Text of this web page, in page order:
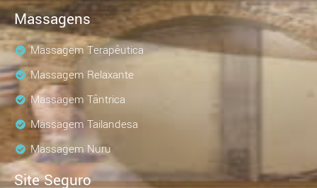
Massagens
Massagem Terapêutica
Massagem Relaxante
Massagem Tântrica
Massagem Tailandesa
Massagem Nuru
Site Seguro